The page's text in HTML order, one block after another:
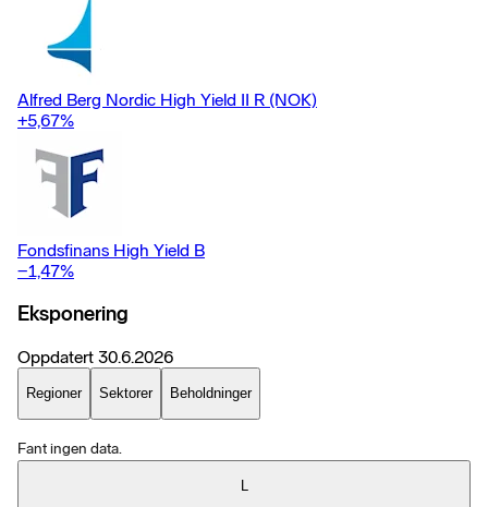
Alfred Berg Nordic High Yield II R (NOK)
+5,67%
Fondsfinans High Yield B
−1,47%
Eksponering
Oppdatert 30.6.2026
Regioner Sektorer Beholdninger
Fant ingen data.